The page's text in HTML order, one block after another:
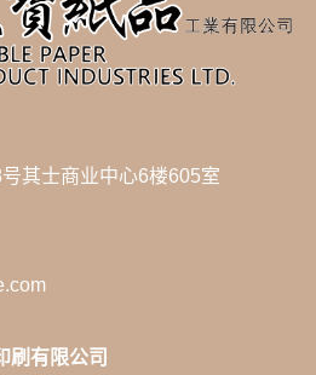
其士商业中心6楼605室
刷有限公司